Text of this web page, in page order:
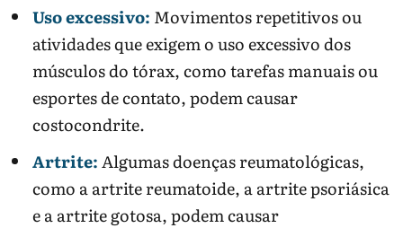
Uso excessivo: Movimentos repetitivos ou
atividades que exigem o uso excessivo dos
músculos do tórax, como tarefas manuais ou
esportes de contato, podem causar
costocondrite.
Artrite:Algumas doenças reumatológicas,
como a artrite reumatoide, a artrite psoriásica
e a artrite gotosa, podem causar